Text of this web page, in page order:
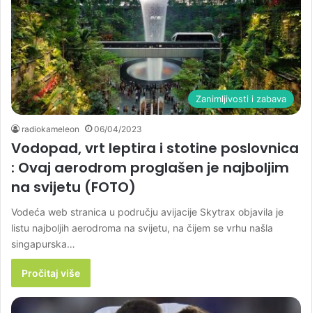
Zanimljivosti i zabava
radiokameleon 06/04/2023
Vodopad, vrt leptira i stotine poslovnica
: Ovaj aerodrom proglašen je najboljim
na svijetu (FOTO)
Vodeća web stranica u području avijacije Skytrax objavila je
listu najboljih aerodroma na svijetu, na čijem se vrhu našla
singapurska…
Pročitaj više